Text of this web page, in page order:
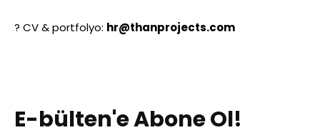
? CV & portfolyo: hr@thanprojects.com
E-bülten'e Abone Ol!